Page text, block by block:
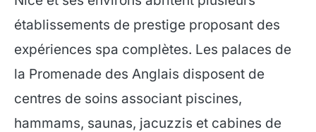
établissements de prestige proposant des
expériences spa complètes. Les palaces de
la Promenade des Anglais disposent de
centres de soins associant piscines,
hammams, saunas, jacuzzis et cabines de